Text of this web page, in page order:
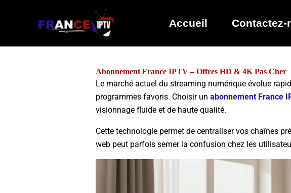
Accueil Contactez-
Abonnement France IPTV – Offres HD & 4K Pas Cher
Le marché actuel du streaming numérique évolue
programmes favoris. Choisir un abonnement France
visionnage fluide et de haute qualité.
Cette technologie permet de centraliser vos chaînes
web peut parfois semer la confusion chez les